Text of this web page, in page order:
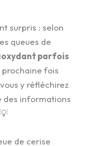
surpris : selon
queues de
parfois
prochaine fois
y réfléchirez
des informations
de cerise